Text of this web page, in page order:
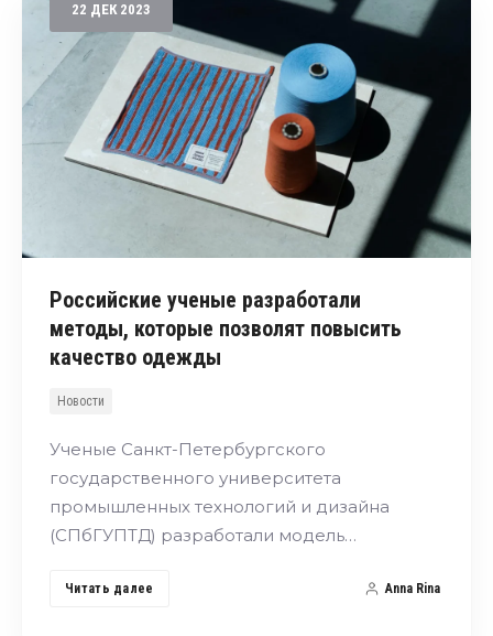
22 ДЕК 2023
Российские ученые разработали
методы, которые позволят повысить
качество одежды
Новости
Ученые Санкт-Петербургского
государственного университета
промышленных технологий и дизайна
(СПбГУПТД) разработали модель…
Читать далее Anna Rina